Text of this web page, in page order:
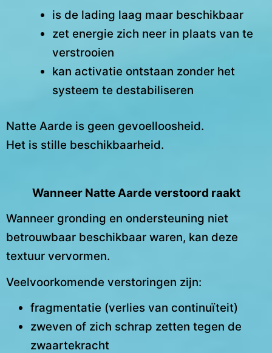
is de lading laag maar beschikbaar
zet energie zich neer in plaats van te
verstrooien
kan activatie ontstaan zonder het
systeem te destabiliseren
Natte Aarde is geen gevoelloosheid.
Het is stille beschikbaarheid.
Wanneer Natte Aarde verstoord raakt
Wanneer gronding en ondersteuning niet
betrouwbaar beschikbaar waren, kan deze
textuur vervormen.
Veelvoorkomende verstoringen zijn:
fragmentatie (verlies van continuïteit)
zweven of zich schrap zetten tegen de
zwaartekracht